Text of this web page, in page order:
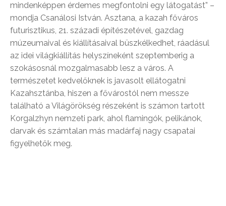
mindenképpen érdemes megfontolni egy látogatást” –
mondja Csanálosi István. Asztana, a kazah főváros
futurisztikus, 21. századi építészetével, gazdag
múzeumaival és kiállításaival büszkélkedhet, ráadásul
az idei világkiállítás helyszíneként szeptemberig a
szokásosnál mozgalmasabb lesz a város. A
természetet kedvelőknek is javasolt ellátogatni
Kazahsztánba, hiszen a fővárostól nem messze
található a Világörökség részeként is számon tartott
Korgalzhyn nemzeti park, ahol flamingók, pelikánok,
darvak és számtalan más madárfaj nagy csapatai
figyelhetők meg.